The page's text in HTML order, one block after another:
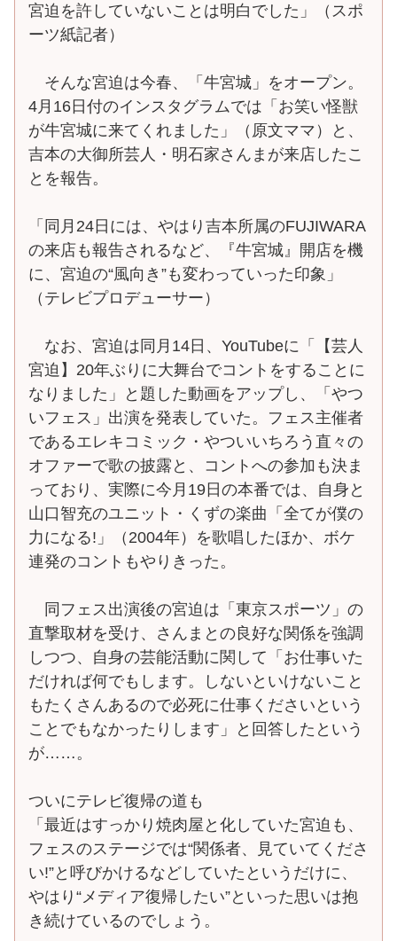
宮迫を許していないことは明白でした」（スポ
ーツ紙記者）
そんな宮迫は今春、「牛宮城」をオープン。
4月16日付のインスタグラムでは「お笑い怪獣
が牛宮城に来てくれました」（原文ママ）と、
吉本の大御所芸人・明石家さんまが来店したこ
とを報告。
「同月24日には、やはり吉本所属のFUJIWARA
の来店も報告されるなど、『牛宮城』開店を機
に、宮迫の“風向き”も変わっていった印象」
（テレビプロデューサー）
なお、宮迫は同月14日、YouTubeに「【芸人
宮迫】20年ぶりに大舞台でコントをすることに
なりました」と題した動画をアップし、「やつ
いフェス」出演を発表していた。フェス主催者
であるエレキコミック・やついいちろう直々の
オファーで歌の披露と、コントへの参加も決ま
っており、実際に今月19日の本番では、自身と
山口智充のユニット・くずの楽曲「全てが僕の
力になる!」（2004年）を歌唱したほか、ボケ
連発のコントもやりきった。
同フェス出演後の宮迫は「東京スポーツ」の
直撃取材を受け、さんまとの良好な関係を強調
しつつ、自身の芸能活動に関して「お仕事いた
だければ何でもします。しないといけないこと
もたくさんあるので必死に仕事くださいという
ことでもなかったりします」と回答したという
が……。
ついにテレビ復帰の道も
「最近はすっかり焼肉屋と化していた宮迫も、
フェスのステージでは“関係者、見ていてくださ
い!”と呼びかけるなどしていたというだけに、
やはり“メディア復帰したい”といった思いは抱
き続けているのでしょう。